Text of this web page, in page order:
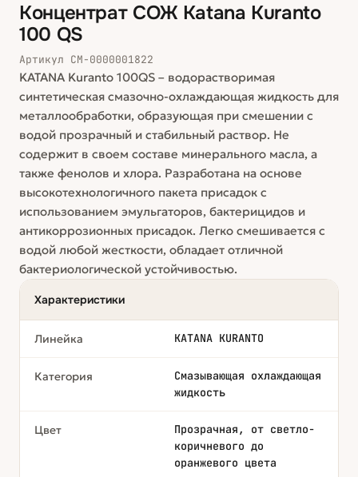
Концентрат СОЖ Katana Kuranto
100 QS
Артикул СМ-0000001822
KATANA Kuranto 100QS – водорастворимая
синтетическая смазочно-охлаждающая жидкость для
металлообработки, образующая при смешении с
водой прозрачный и стабильный раствор. Не
содержит в своем составе минерального масла, а
также фенолов и хлора. Разработана на основе
высокотехнологичного пакета присадок с
использованием эмульгаторов, бактерицидов и
антикоррозионных присадок. Легко смешивается с
водой любой жесткости, обладает отличной
бактериологической устойчивостью.
Характеристики
Линейка KATANA KURANTO
Категория
Смазывающая охлаждающая
жидкость
Цвет
Прозрачная, от светло-
коричневого до
оранжевого цвета